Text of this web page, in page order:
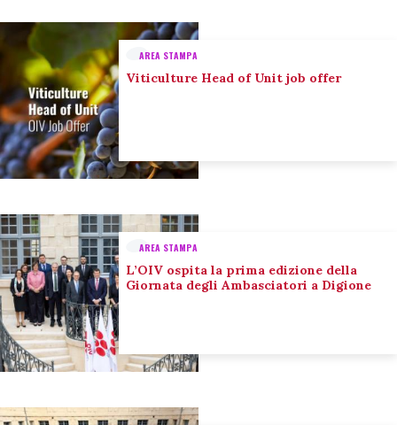
AREA STAMPA
Viticulture Head of Unit job offer
AREA STAMPA
L’OIV ospita la prima edizione della
Giornata degli Ambasciatori a Digione